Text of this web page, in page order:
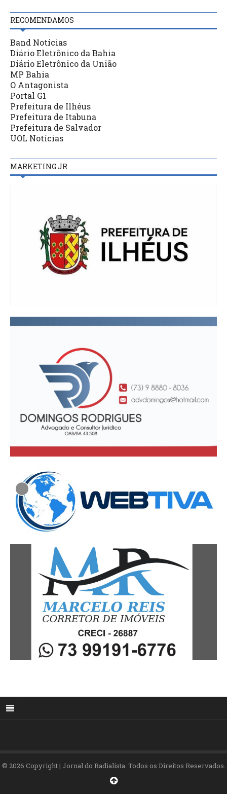
RECOMENDAMOS
Band Notícias
Diário Eletrônico da Bahia
Diário Eletrônico da União
MP Bahia
O Antagonista
Portal G1
Prefeitura de Ilhéus
Prefeitura de Itabuna
Prefeitura de Salvador
UOL Notícias
MARKETING JR
© 2026 Copyright | Jornal do Radialista. Todos os Direitos Reservados.